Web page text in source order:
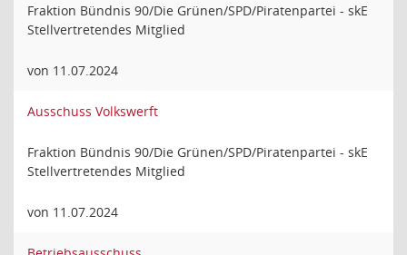
Fraktion Bündnis 90/Die Grünen/SPD/Piratenpartei - skE
Stellvertretendes Mitglied
von 11.07.2024
Ausschuss Volkswerft
Fraktion Bündnis 90/Die Grünen/SPD/Piratenpartei - skE
Stellvertretendes Mitglied
von 11.07.2024